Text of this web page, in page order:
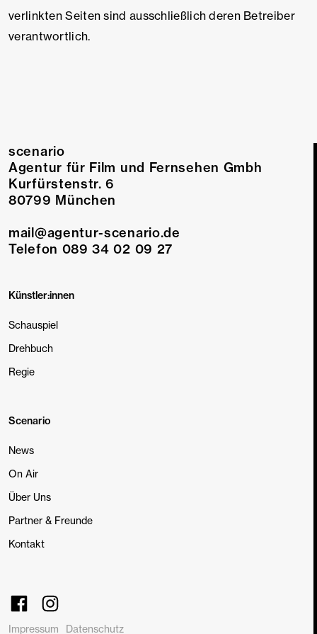
verlinkten Seiten sind ausschließlich deren Betreiber
verantwortlich.
scenario
Agentur für Film und Fernsehen Gmbh
Kurfürstenstr. 6
80799 München
mail@agentur-scenario.de
Telefon 089 34 02 09 27
Künstler:innen
Schauspiel
Drehbuch
Regie
Scenario
News
On Air
Über Uns
Partner & Freunde
Kontakt
Impressum Datenschutz